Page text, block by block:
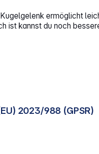
ermöglicht
ist kannst du noch
2023/988 (GPSR)